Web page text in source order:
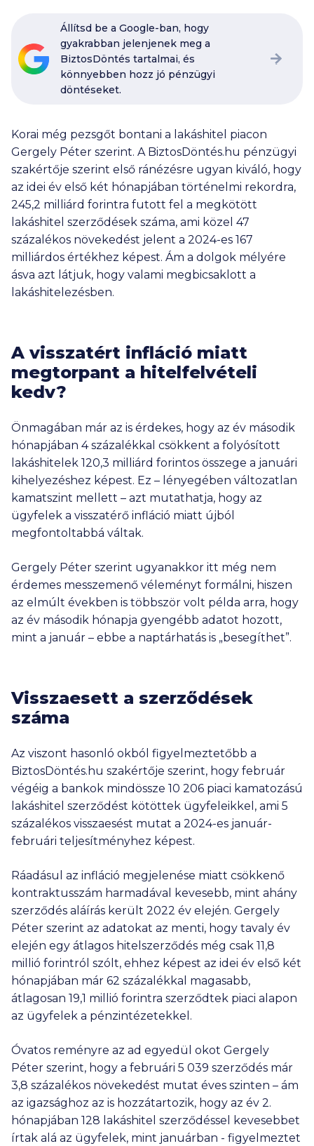
Állítsd be a Google-ban, hogy
gyakrabban jelenjenek meg a
BiztosDöntés tartalmai, és
könnyebben hozz jó pénzügyi
döntéseket.
Korai még pezsgőt bontani a lakáshitel piacon
Gergely Péter szerint. A BiztosDöntés.hu pénzügyi
szakértője szerint első ránézésre ugyan kiváló, hogy
az idei év első két hónapjában történelmi rekordra,
245,2 milliárd forintra futott fel a megkötött
lakáshitel szerződések száma, ami közel 47
százalékos növekedést jelent a 2024-es 167
milliárdos értékhez képest. Ám a dolgok mélyére
ásva azt látjuk, hogy valami megbicsaklott a
lakáshitelezésben.
A visszatért infláció miatt
megtorpant a hitelfelvételi
kedv?
Önmagában már az is érdekes, hogy az év második
hónapjában 4 százalékkal csökkent a folyósított
lakáshitelek 120,3 milliárd forintos összege a januári
kihelyezéshez képest. Ez – lényegében változatlan
kamatszint mellett – azt mutathatja, hogy az
ügyfelek a visszatérő infláció miatt újból
megfontoltabbá váltak.
Gergely Péter szerint ugyanakkor itt még nem
érdemes messzemenő véleményt formálni, hiszen
az elmúlt években is többször volt példa arra, hogy
az év második hónapja gyengébb adatot hozott,
mint a január – ebbe a naptárhatás is „besegíthet”.
Visszaesett a szerződések
száma
Az viszont hasonló okból figyelmeztetőbb a
BiztosDöntés.hu szakértője szerint, hogy február
végéig a bankok mindössze 10 206 piaci kamatozású
lakáshitel szerződést kötöttek ügyfeleikkel, ami 5
százalékos visszaesést mutat a 2024-es január-
februári teljesítményhez képest.
Ráadásul az infláció megjelenése miatt csökkenő
kontraktusszám harmadával kevesebb, mint ahány
szerződés aláírás került 2022 év elején. Gergely
Péter szerint az adatokat az menti, hogy tavaly év
elején egy átlagos hitelszerződés még csak 11,8
millió forintról szólt, ehhez képest az idei év első két
hónapjában már 62 százalékkal magasabb,
átlagosan 19,1 millió forintra szerződtek piaci alapon
az ügyfelek a pénzintézetekkel.
Óvatos reményre az ad egyedül okot Gergely
Péter szerint, hogy a februári 5 039 szerződés már
3,8 százalékos növekedést mutat éves szinten – ám
az igazsághoz az is hozzátartozik, hogy az év 2.
hónapjában 128 lakáshitel szerződéssel kevesebbet
írtak alá az ügyfelek, mint januárban - figyelmeztet